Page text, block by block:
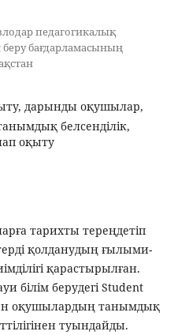
педагогикалық
беру бағдарламасының
дарынды оқушылар,
белсенділік,
оқыту
тарихты тереңдетіп
қолданудың ғылыми-
қарастырылған.
білім берудегі Student
оқушылардың танымдық
туындайды.